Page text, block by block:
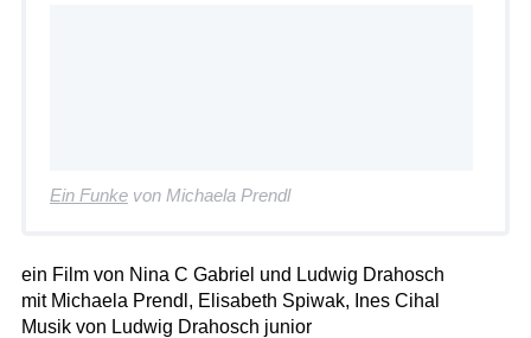
Ein Funkevon Michaela Prendl
ein Film von Nina C Gabriel und Ludwig Drahosch
mit Michaela Prendl, Elisabeth Spiwak, Ines Cihal
Musik von Ludwig Drahosch junior